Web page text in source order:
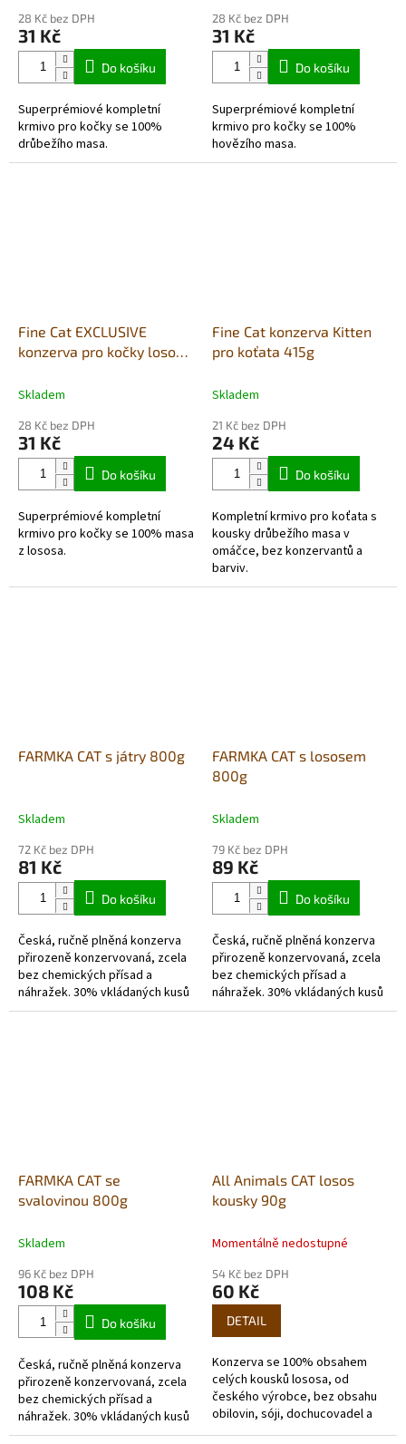
28 Kč bez DPH
31 Kč
Do košíku
Superprémiové kompletní
krmivo pro kočky se 100%
drůbežího masa.
28 Kč bez DPH
31 Kč
Do košíku
Superprémiové kompletní
krmivo pro kočky se 100%
hovězího masa.
Fine Cat EXCLUSIVE
konzerva pro kočky losos
Skladem
28 Kč bez DPH
31 Kč
Do košíku
Superprémiové kompletní
krmivo pro kočky se 100% masa
z lososa.
Fine Cat konzerva Kitten
pro koťata 415g
Skladem
21 Kč bez DPH
24 Kč
Do košíku
Kompletní krmivo pro koťata s
kousky drůbežího masa v
omáčce, bez konzervantů a
barviv.
FARMKA CAT s játry 800g
Skladem
72 Kč bez DPH
81 Kč
Do košíku
Česká, ručně plněná konzerva
přirozeně konzervovaná, zcela
bez chemických přísad a
náhražek. 30% vkládaných kusů
masa v mletém hovězím.
FARMKA CAT s lososem
800g
Skladem
79 Kč bez DPH
89 Kč
Do košíku
Česká, ručně plněná konzerva
přirozeně konzervovaná, zcela
bez chemických přísad a
náhražek. 30% vkládaných kusů
masa v mletém hovězím.
FARMKA CAT se
svalovinou 800g
Skladem
96 Kč bez DPH
108 Kč
Do košíku
Česká, ručně plněná konzerva
přirozeně konzervovaná, zcela
bez chemických přísad a
náhražek. 30% vkládaných kusů
masa v mletém hovězím.
All Animals CAT losos
kousky 90g
Momentálně nedostupné
54 Kč bez DPH
60 Kč
DETAIL
Konzerva se 100% obsahem
celých kousků lososa, od
českého výrobce, bez obsahu
obilovin, sóji, dochucovadel a
barviv.